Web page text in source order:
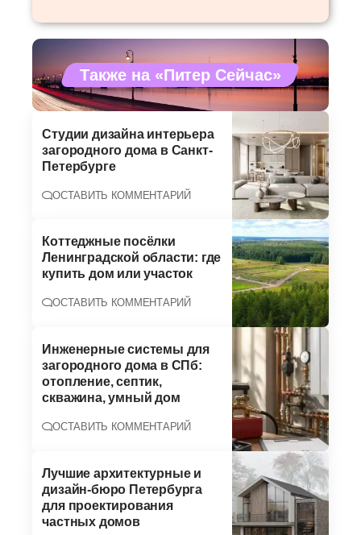
Также на «Питер Сейчас»
Студии дизайна интерьера
загородного дома в Санкт-
Петербурге
ОСТАВИТЬ КОММЕНТАРИЙ
Коттеджные посёлки
Ленинградской области: где
купить дом или участок
ОСТАВИТЬ КОММЕНТАРИЙ
Инженерные системы для
загородного дома в СПб:
отопление, септик,
скважина, умный дом
ОСТАВИТЬ КОММЕНТАРИЙ
Лучшие архитектурные и
дизайн-бюро Петербурга
для проектирования
частных домов